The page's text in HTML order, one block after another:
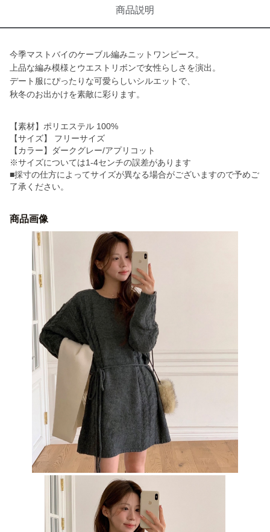
商品説明
今季マストバイのケーブル編みニットワンピース。
上品な編み模様とウエストリボンで女性らしさを演出。
デート服にぴったりな可愛らしいシルエットで、
秋冬のお出かけを素敵に彩ります。
【素材】ポリエステル 100%
【サイズ】 フリーサイズ
【カラー】ダークグレー/アプリコット
※サイズについては1-4センチの誤差があります
■採寸の仕方によってサイズが異なる場合がございますので予めご
了承ください。
商品画像